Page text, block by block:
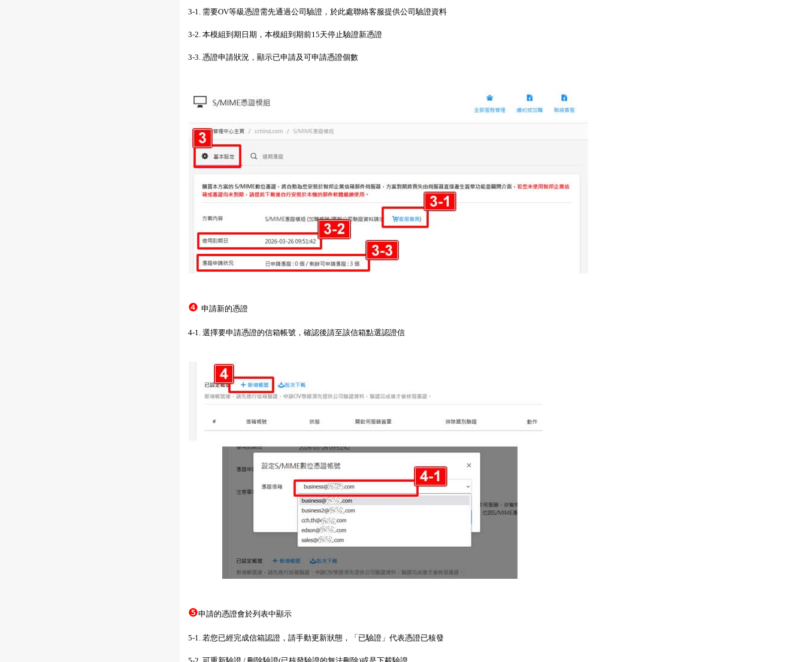
3-1. 需要OV等級憑證需先通過公司驗證，於此處聯絡客服提供公司驗證資料
3-2. 本模組到期日期，本模組到期前15天停止驗證新憑證
3-3. 憑證申請狀況，顯示已申請及可申請憑證個數
❹ 申請新的憑證
4-1. 選擇要申請憑證的信箱帳號，確認後請至該信箱點選認證信
❺申請的憑證會於列表中顯示
5-1. 若您已經完成信箱認證，請手動更新狀態，「已驗證」代表憑證已核發